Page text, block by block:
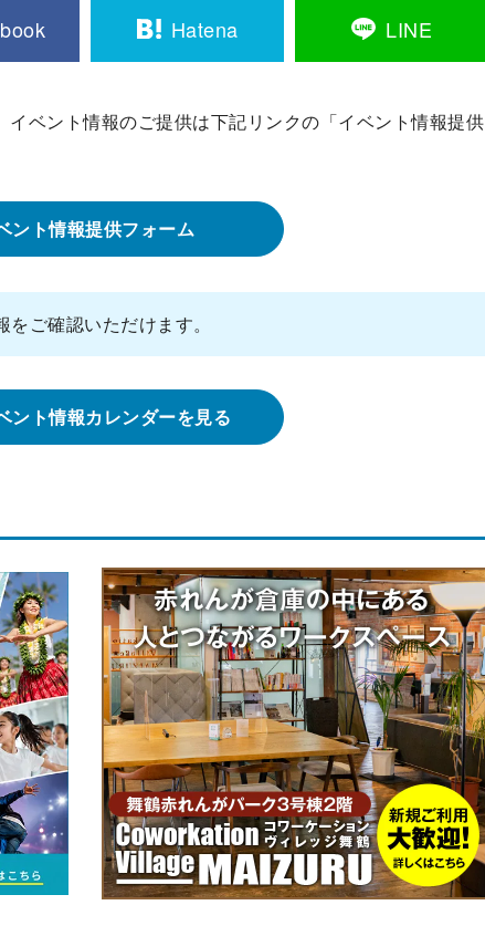
Hatena LINE
ベント情報のご提供は下記リンクの「イベント情報提供
ント情報提供フォーム
ご確認いただけます。
ント情報カレンダーを見る